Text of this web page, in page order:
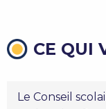
CE QUI
Le Conseil